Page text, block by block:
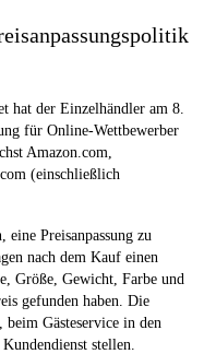
hat der Einzelhändler am 8.
für Online-Wettbewerber
Amazon.com,
(einschließlich
Preisanpassung zu
nach dem Kauf einen
Größe, Gewicht, Farbe und
gefunden haben. Die
beim Gästeservice in den
stellen.